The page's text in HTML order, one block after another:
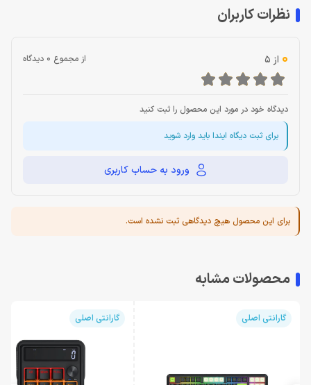
نظرات کاربران
0 از 5 از مجموع 0 دیدگاه
دیدگاه خود در مورد این محصول را ثبت کنید
برای ثبت دیگاه ایندا باید وارد شوید
ورود به حساب کاربری
برای این محصول هیچ دیدگاهی ثبت نشده است.
محصولات مشابه
گارانتی اصلی گارانتی اصلی